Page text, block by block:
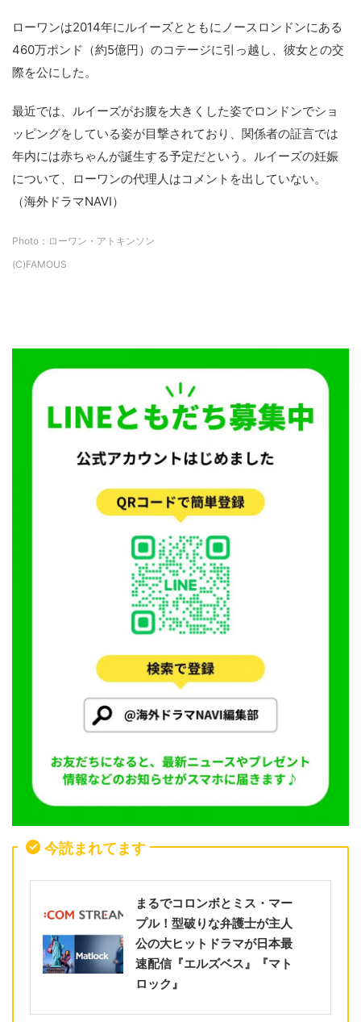
ローワンは2014年にルイーズとともにノースロンドンにある
460万ポンド（約5億円）のコテージに引っ越し、彼女との交
際を公にした。
最近では、ルイーズがお腹を大きくした姿でロンドンでショ
ッピングをしている姿が目撃されており、関係者の証言では
年内には赤ちゃんが誕生する予定だという。ルイーズの妊娠
について、ローワンの代理人はコメントを出していない。
（海外ドラマNAVI）
Photo：ローワン・アトキンソン
(C)FAMOUS
今読まれてます
まるでコロンボとミス・マー
プル！型破りな弁護士が主人
公の大ヒットドラマが日本最
速配信『エルズベス』『マト
ロック』